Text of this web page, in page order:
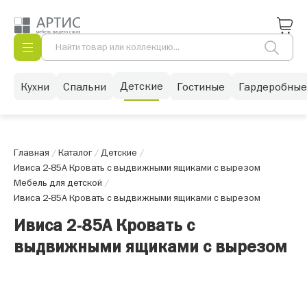
Кухни Спальни Детские Гостиные Гардеробные
Главная /Каталог/Детские /
Ивиса 2-85А Кровать с выдвижными ящиками с вырезом
Мебель для детской /
Ивиса 2-85А Кровать с выдвижными ящиками с вырезом
Ивиса 2-85А Кровать с
выдвижными ящиками с вырезом